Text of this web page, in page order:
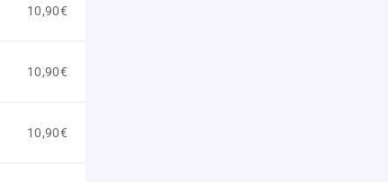
10,90€
10,90€
10,90€